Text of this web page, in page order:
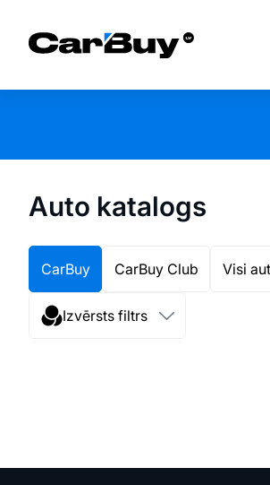
Auto katalogs
CarBuy CarBuy Club Visi
Izvērsts filtrs